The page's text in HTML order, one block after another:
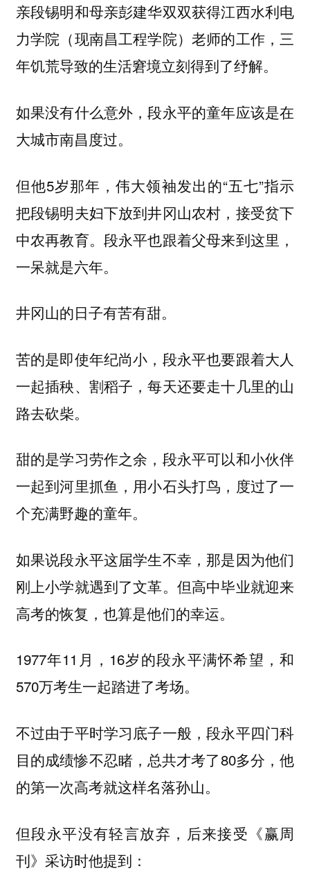
亲段锡明和母亲彭建华双双获得江西水利电
力学院（现南昌工程学院）老师的工作，三
年饥荒导致的生活窘境立刻得到了纾解。
如果没有什么意外，段永平的童年应该是在
大城市南昌度过。
但他5岁那年，伟大领袖发出的“五七”指示
把段锡明夫妇下放到井冈山农村，接受贫下
中农再教育。段永平也跟着父母来到这里，
一呆就是六年。
井冈山的日子有苦有甜。
苦的是即使年纪尚小，段永平也要跟着大人
一起插秧、割稻子，每天还要走十几里的山
路去砍柴。
甜的是学习劳作之余，段永平可以和小伙伴
一起到河里抓鱼，用小石头打鸟，度过了一
个充满野趣的童年。
如果说段永平这届学生不幸，那是因为他们
刚上小学就遇到了文革。但高中毕业就迎来
高考的恢复，也算是他们的幸运。
1977年11月，16岁的段永平满怀希望，和
570万考生一起踏进了考场。
不过由于平时学习底子一般，段永平四门科
目的成绩惨不忍睹，总共才考了80多分，他
的第一次高考就这样名落孙山。
但段永平没有轻言放弃，后来接受《赢周
刊》采访时他提到：